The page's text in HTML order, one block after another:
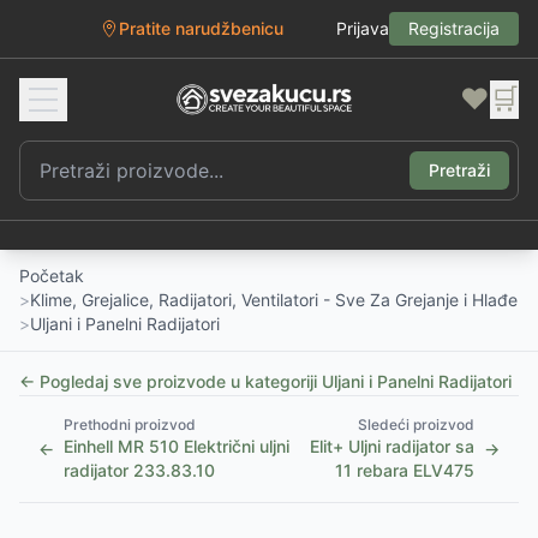
Pratite narudžbenicu Prijava Registracija
❤️ 🛒
Pretraži
Početak
>Klime, Grejalice, Radijatori, Ventilatori - Sve Za Grejanje i
>Uljani i Panelni Radijatori
← Pogledaj sve proizvode u kategoriji Uljani i Panelni Radijatori
←
Prethodni proizvod
Einhell MR 510 Električni uljni
radijator 233.83.10
Sledeći proizvod
Elit+ Uljni radijator sa
11 rebara ELV475
→